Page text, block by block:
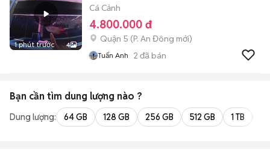
1 phút trước 4
Cá Cảnh
4.800.000 đ
Quận 5 (P. An Đông mới)
Tuấn Anh 2 đã bán
Bạn cần tìm dung lượng nào ?
Dung lượng: 64 GB 128 GB 256 GB 512 GB 1 TB